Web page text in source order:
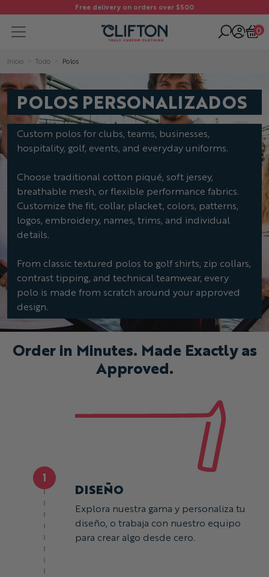
Free delivery on orders over $500
0
Inicio Todo Polos
POLOS PERSONALIZADOS
Custom polos for clubs, teams, businesses,
hospitality, golf, events, and everyday uniforms.
Choose traditional cotton piqué, soft jersey,
breathable mesh, or flexible performance fabrics.
Customize the fit, collar, placket, colors, patterns,
logos, embroidery, names, trims, and individual
details.
From classic textured polos to golf shirts, zip collars,
contrast tipping, and technical teamwear, every
polo is made from scratch around your approved
design.
Order in Minutes. Made Exactly as
Approved.
1
DISEÑO
Explora nuestra gama y personaliza tu
diseño, o trabaja con nuestro equipo
para crear algo desde cero.